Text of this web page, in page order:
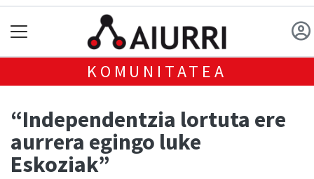
KOMUNITATEA
“Independentzia lortuta ere
aurrera egingo luke
Eskoziak”